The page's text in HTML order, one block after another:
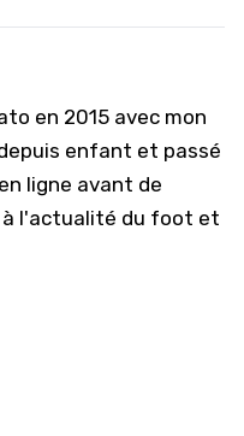
en 2015 avec mon
enfant et passé
ligne avant de
à l'actualité du foot et